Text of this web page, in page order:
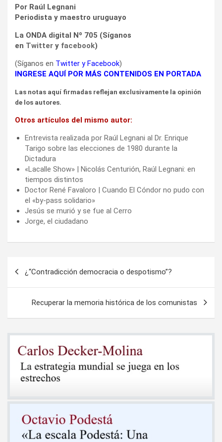
Por Raúl Legnani
Periodista y maestro uruguayo
La ONDA digital Nº 705 (Síganos
en Twitter y facebook)
(Síganos en Twitter yFacebook)
INGRESE AQUÍ POR MÁS CONTENIDOS EN PORTADA
Las notas aquí firmadas reflejan exclusivamente la opinión
de los autores.
Otros artículos del mismo autor:
Entrevista realizada por Raúl Legnani al Dr. Enrique
Tarigo sobre las elecciones de 1980 durante la
Dictadura
«Lacalle Show» | Nicolás Centurión, Raúl Legnani: en
tiempos distintos
Doctor René Favaloro | Cuando El Cóndor no pudo con
el «by-pass solidario»
Jesús se murió y se fue al Cerro
Jorge, el ciudadano
entradas
¿“Contradicción democracia o despotismo”?
Recuperar la memoria histórica de los comunistas